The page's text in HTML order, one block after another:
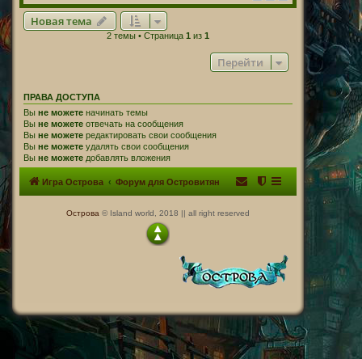
Новая тема
2 темы • Страница 1 из 1
Перейти
ПРАВА ДОСТУПА
Вы не можете начинать темы
Вы не можете отвечать на сообщения
Вы не можете редактировать свои сообщения
Вы не можете удалять свои сообщения
Вы не можете добавлять вложения
Игра Острова Форум для Островитян
Острова © Island world, 2018 || all right reserved